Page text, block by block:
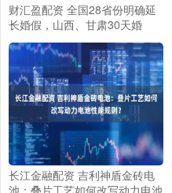
财汇盈配资 全国28省份明确延
长婚假，山西、甘肃30天婚
假“领跑”全国_大皖新闻 | 安徽
网
长江金融配资 吉利神盾金砖电
池：叠片工艺如何改写动力电池